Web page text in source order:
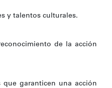
y talentos culturales.
de la acción
que garanticen una acción